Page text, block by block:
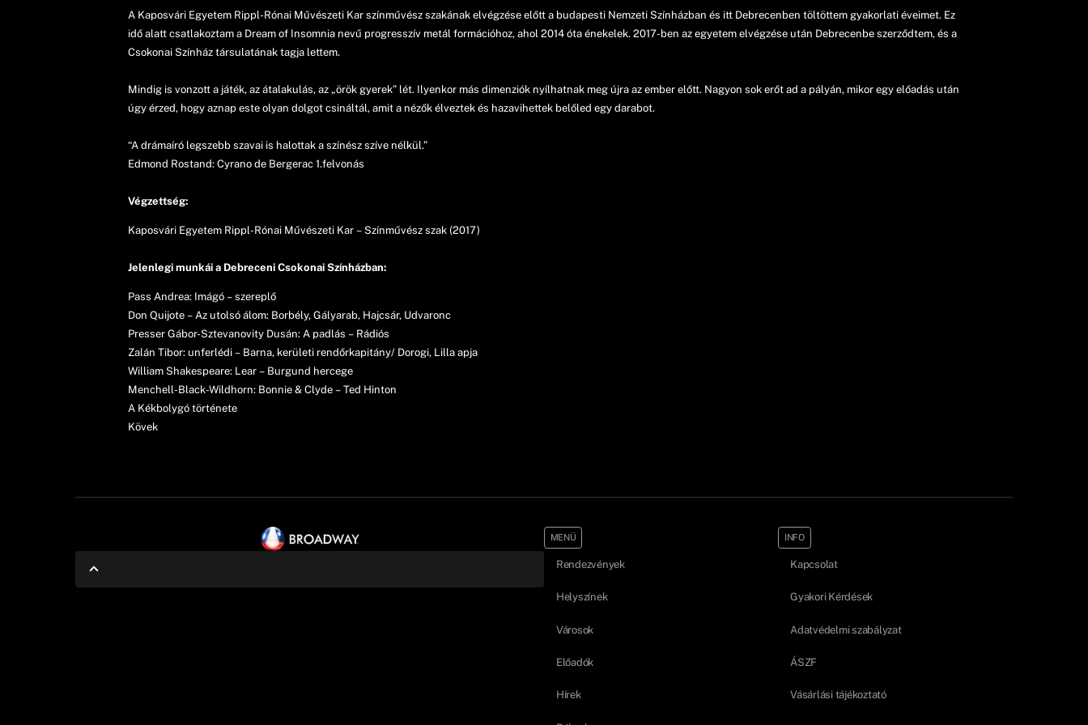
A Kaposvári Egyetem Rippl-Rónai Művészeti Kar színművész szakának elvégzése előtt a budapesti Nemzeti Színházban és itt Debrecenben töltöttem gyakorlati éveimet. Ez
idő alatt csatlakoztam a Dream of Insomnia nevű progresszív metál formációhoz, ahol 2014 óta énekelek. 2017-ben az egyetem elvégzése után Debrecenbe szerződtem, és a
Csokonai Színház társulatának tagja lettem.
Mindig is vonzott a játék, az átalakulás, az „örök gyerek” lét. Ilyenkor más dimenziók nyílhatnak meg újra az ember előtt. Nagyon sok erőt ad a pályán, mikor egy előadás után
úgy érzed, hogy aznap este olyan dolgot csináltál, amit a nézők élveztek és hazavihettek belőled egy darabot.
“A drámaíró legszebb szavai is halottak a színész szíve nélkül.”
Edmond Rostand: Cyrano de Bergerac 1.felvonás
Végzettség:
Kaposvári Egyetem Rippl-Rónai Művészeti Kar – Színművész szak (2017)
Jelenlegi munkái a Debreceni Csokonai Színházban:
Pass Andrea: Imágó – szereplő
Don Quijote – Az utolsó álom: Borbély, Gályarab, Hajcsár, Udvaronc
Presser Gábor-Sztevanovity Dusán: A padlás – Rádiós
Zalán Tibor: unferlédi – Barna, kerületi rendőrkapitány/ Dorogi, Lilla apja
William Shakespeare: Lear – Burgund hercege
Menchell-Black-Wildhorn: Bonnie & Clyde – Ted Hinton
A Kékbolygó története
Kövek
MENÜ
Rendezvények
Helyszínek
Városok
Előadók
Hírek
INFO
Kapcsolat
Gyakori Kérdések
Adatvédelmi szabályzat
ÁSZF
Vásárlási tájékoztató